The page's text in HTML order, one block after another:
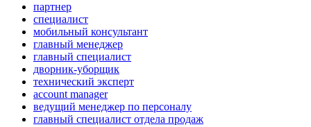
партнер
специалист
мобильный консультант
главный менеджер
главный специалист
дворник-уборщик
технический эксперт
account manager
ведущий менеджер по персоналу
главный специалист отдела продаж